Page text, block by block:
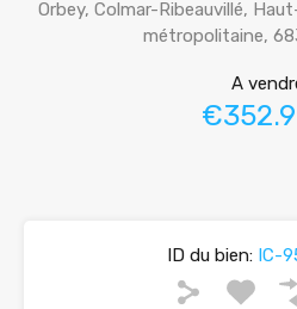
Orbey, Colmar-Ribeauvillé,
métropolitaine,
A
ID du bien:IC-